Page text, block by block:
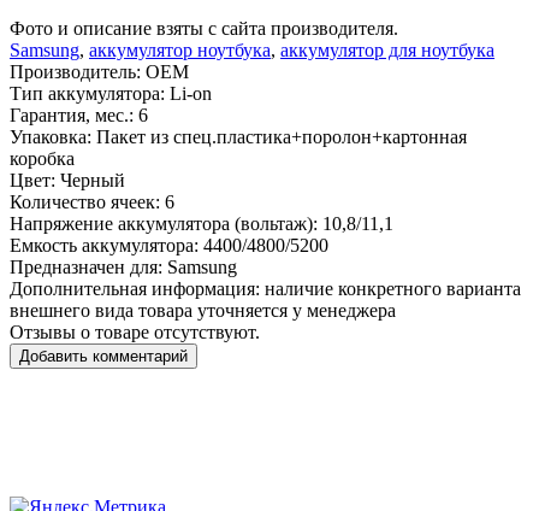
Фото и описание взяты с сайта производителя.
Samsung, аккумулятор ноутбука, аккумулятор для ноутбука
Производитель: OEM
Тип аккумулятора: Li-on
Гарантия, мес.: 6
Упаковка: Пакет из спец.пластика+поролон+картонная
коробка
Цвет: Черный
Количество ячеек: 6
Напряжение аккумулятора (вольтаж): 10,8/11,1
Емкость аккумулятора: 4400/4800/5200
Предназначен для: Samsung
Дополнительная информация: наличие конкретного варианта
внешнего вида товара уточняется у менеджера
Отзывы о товаре отсутствуют.
Добавить комментарий